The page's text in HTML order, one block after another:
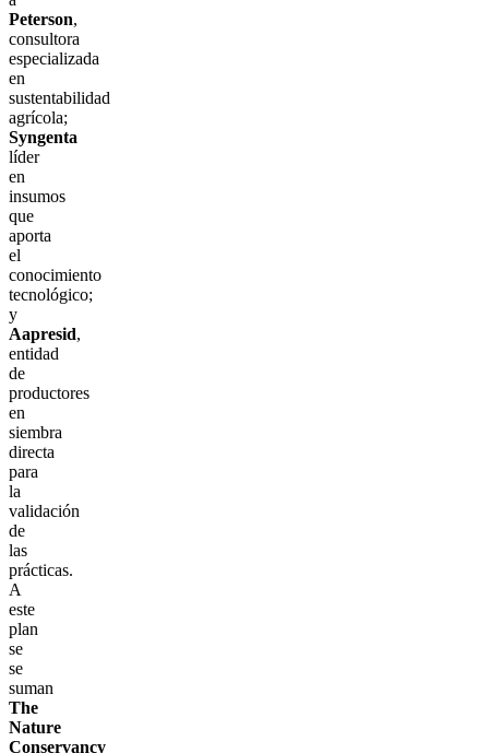
Peterson,
consultora
especializada
en
sustentabilidad
agrícola;
Syngenta
líder
en
insumos
que
aporta
el
conocimiento
tecnológico;
y
Aapresid,
entidad
de
productores
en
siembra
directa
para
la
validación
de
las
prácticas.
A
este
plan
se
se
suman
The
Nature
Conservancy